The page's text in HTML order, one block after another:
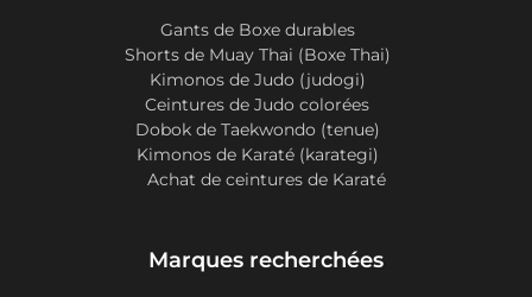
Gants de Boxe durables
Shorts de Muay Thai (Boxe Thai)
Kimonos de Judo (judogi)
Ceintures de Judo colorées
Dobok de Taekwondo (tenue)
Kimonos de Karaté (karategi)
Achat de ceintures de Karaté
Marques recherchées